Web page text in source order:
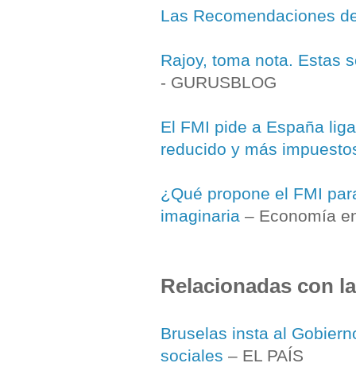
Las Recomendaciones
Rajoy, toma nota. Estas
- GURUSBLOG
El FMI pide a España
reducido y más
¿Qué propone el FMI
imaginaria – Economía
Relacionadas con
Bruselas insta al
sociales – EL PAÍS